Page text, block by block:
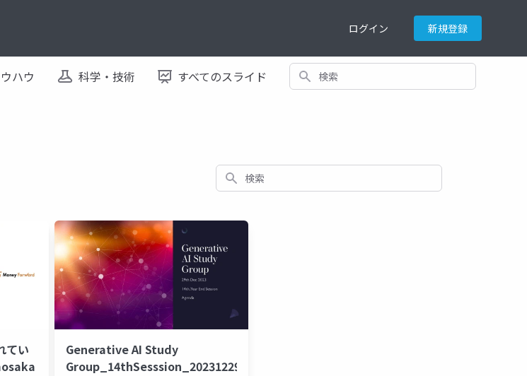
ログイン 新規登録
ハウ 科学・技術 すべてのスライド 検索
検索
てい
Generative AI Study
Group_14thSesssion_20231229